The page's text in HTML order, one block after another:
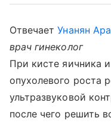
ОтвечаетУнанян
врач гинеколог
При кисте яичника
опухолевого роста
ультразвуковой
после чего решить